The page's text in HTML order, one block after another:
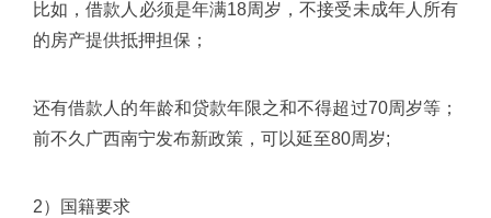
比如，借款人必须是年满18周岁，不接受未成年人所有
的房产提供抵押担保；
还有借款人的年龄和贷款年限之和不得超过70周岁等；
前不久广西南宁发布新政策，可以延至80周岁;
2）国籍要求